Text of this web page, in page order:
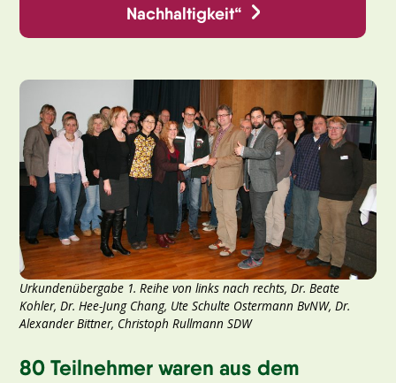
Nachhaltigkeit“
Urkundenübergabe 1. Reihe von links nach rechts, Dr. Beate
Kohler, Dr. Hee-Jung Chang, Ute Schulte Ostermann BvNW, Dr.
Alexander Bittner, Christoph Rullmann SDW
80 Teilnehmer waren aus dem